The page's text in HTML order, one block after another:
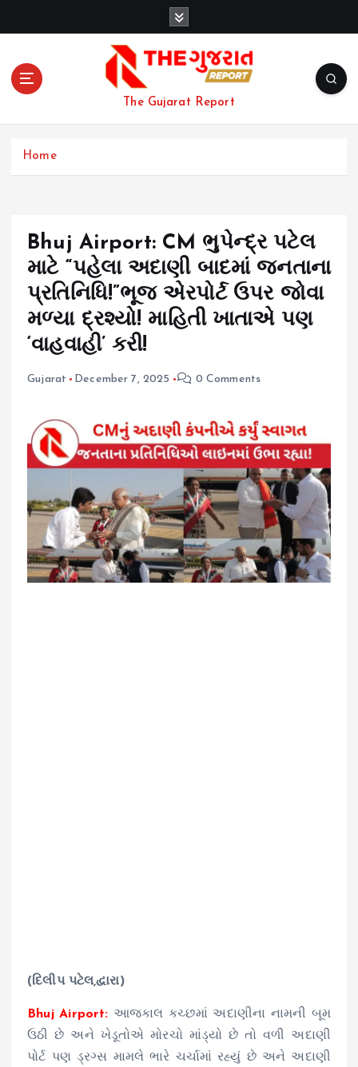
The Gujarat Report
Home
Bhuj Airport: CM ભુપેન્દ્ર પટેલ
માટે “પહેલા અદાણી બાદમાં જનતાના
પ્રતિનિધિ!”ભૂજ એરપોર્ટ ઉપર જોવા
મળ્યા દ્રશ્યો! માહિતી ખાતાએ પણ
‘વાહવાહી’ કરી!
Gujarat December 7, 2025 0 Comments
(દિલીપ પટેલ,દ્વારા)
Bhuj Airport: આજકાલ કચ્છમાં અદાણીના નામની બૂમ
ઉઠી છે અને ખેડૂતોએ મોરચો માંડ્યો છે તો વળી અદાણી
પોર્ટ પણ ડ્રગ્સ મામલે ભારે ચર્ચામાં રહ્યું છે અને અદાણી